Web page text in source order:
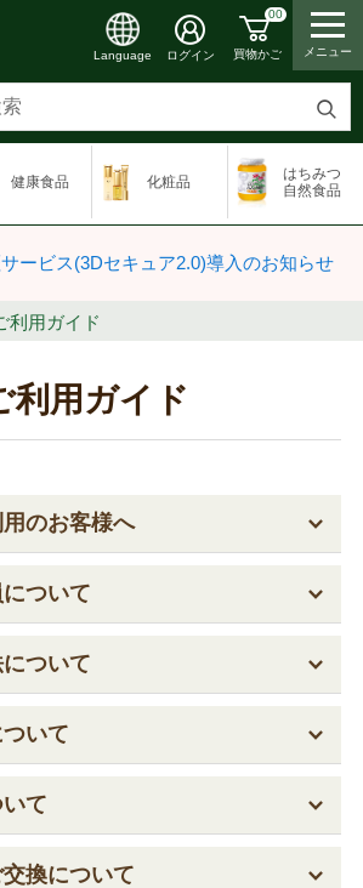
検
す
Language ログイン
00
買物かご メニュー
健康食品 化粧品
はちみつ
自然食品
サービス(3Dセキュア2.0)導入のお知らせ
利用ガイド
利用ガイド
のお客様へ
ついて
ついて
いて
て
換について